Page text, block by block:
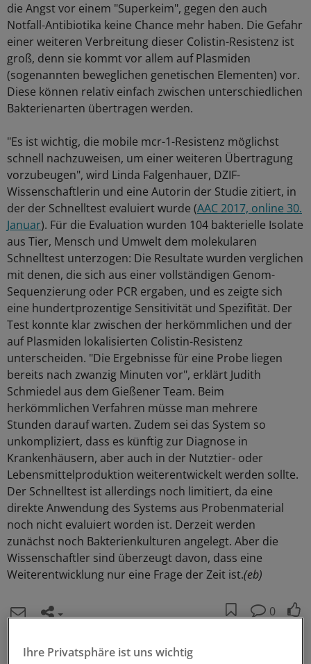
die Angst vor einem "Superkeim", gegen den auch
Notfall-Antibiotika keine Chance mehr haben. Die Gefahr
einer weiteren Verbreitung dieser Colistin-Resistenz ist
groß, denn sie kommt vor allem auf Plasmiden
(sogenannten beweglichen genetischen Elementen) vor.
Diese können relativ einfach zwischen unterschiedlichen
Bakterienarten übertragen werden.
"Es ist wichtig, die mobile mcr-1-Resistenz möglichst
schnell nachzuweisen, um einer weiteren Übertragung
vorzubeugen", wird Linda Falgenhauer, DZIF-
Wissenschaftlerin und eine Autorin der Studie zitiert, in
der der Schnelltest evaluiert wurde (AAC 2017, online 30.
Januar). Für die Evaluation wurden 104 bakterielle Isolate
aus Tier, Mensch und Umwelt dem molekularen
Schnelltest unterzogen: Die Resultate wurden verglichen
mit denen, die sich aus einer vollständigen Genom-
Sequenzierung oder PCR ergaben, und es zeigte sich
eine hundertprozentige Sensitivität und Spezifität. Der
Test konnte klar zwischen der herkömmlichen und der
auf Plasmiden lokalisierten Colistin-Resistenz
unterscheiden. "Die Ergebnisse für eine Probe liegen
bereits nach zwanzig Minuten vor", erklärt Judith
Schmiedel aus dem Gießener Team. Beim
herkömmlichen Verfahren müsse man mehrere
Stunden darauf warten. Zudem sei das System so
unkompliziert, dass es künftig zur Diagnose in
Krankenhäusern, aber auch in der Nutztier- oder
Lebensmittelproduktion weiterentwickelt werden sollte.
Der Schnelltest ist allerdings noch limitiert, da eine
direkte Anwendung des Systems aus Probenmaterial
noch nicht evaluiert worden ist. Derzeit werden
zunächst noch Bakterienkulturen angelegt. Aber die
Wissenschaftler sind überzeugt davon, dass eine
Weiterentwicklung nur eine Frage der Zeit ist.(eb)
0
Schlagworte:
Ihre Privatsphäre ist uns wichtig